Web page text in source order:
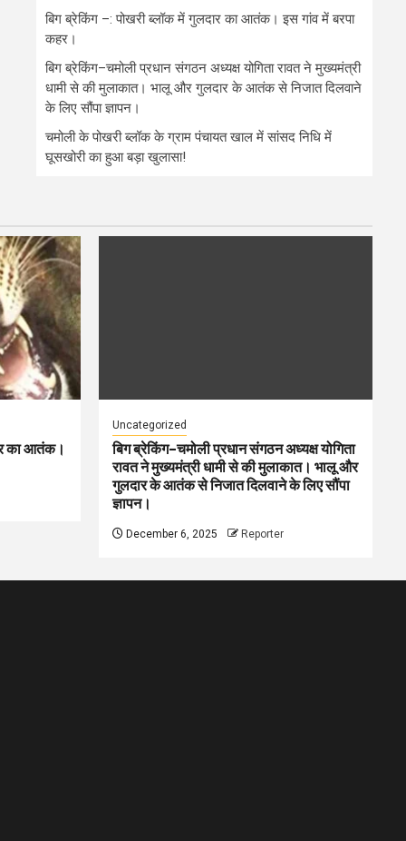
बिग ब्रेकिंग –: पोखरी ब्लॉक में गुलदार का आतंक। इस गांव में बरपा
कहर।
बिग ब्रेकिंग–चमोली प्रधान संगठन अध्यक्ष योगिता रावत ने मुख्यमंत्री
धामी से की मुलाकात। भालू और गुलदार के आतंक से निजात दिलवाने
के लिए सौंपा ज्ञापन।
चमोली के पोखरी ब्लॉक के ग्राम पंचायत खाल में सांसद निधि में
घूसखोरी का हुआ बड़ा खुलासा!
का आतंक।
Uncategorized
बिग ब्रेकिंग–चमोली प्रधान संगठन अध्यक्ष योगिता
रावत ने मुख्यमंत्री धामी से की मुलाकात। भालू और
गुलदार के आतंक से निजात दिलवाने के लिए सौंपा
ज्ञापन।
December 6, 2025 Reporter